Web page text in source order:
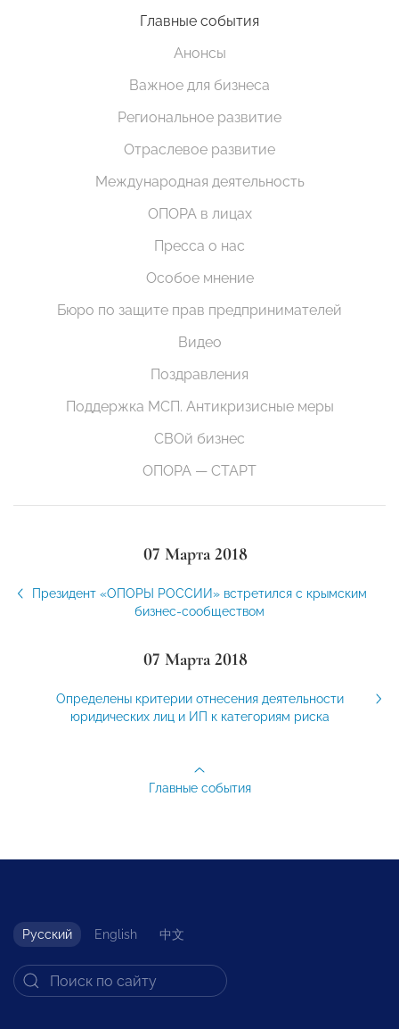
Главные события
Анонсы
Важное для бизнеса
Региональное развитие
Отраслевое развитие
Международная деятельность
ОПОРА в лицах
Пресса о нас
Особое мнение
Бюро по защите прав предпринимателей
Видео
Поздравления
Поддержка МСП. Антикризисные меры
СВОй бизнес
ОПОРА — СТАРТ
07 Марта 2018
Президент «ОПОРЫ РОССИИ» встретился с крымским
бизнес-сообществом
07 Марта 2018
Определены критерии отнесения деятельности
юридических лиц и ИП к категориям риска
Главные события
Русский English 中文